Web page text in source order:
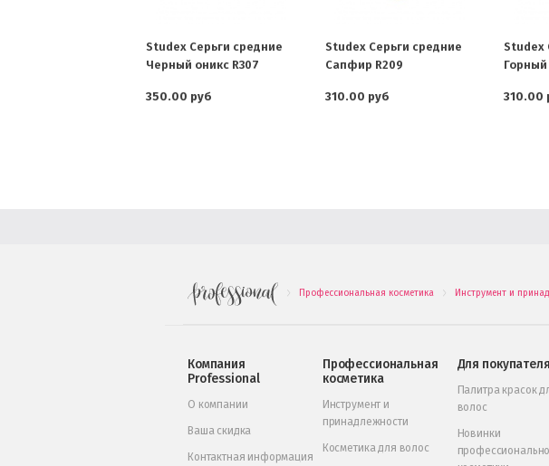
Studex Серьги средние
Черный оникс R307
350.00 руб
Studex Серьги средние
Сапфир R209
310.00 руб
Studex
Горный
310.00
Профессиональная косметика Инструмент и
Компания
Professional
О компании
Ваша скидка
Контактная информация
Профессиональная
косметика
Инструмент и
принадлежности
Косметика для волос
Для покупателя
Палитра красок
волос
Новинки